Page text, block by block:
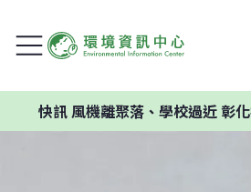
機離聚落、學校過近 彰化福漢風電